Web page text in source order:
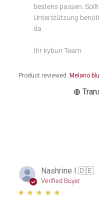
Product reviewed: Melano
Custom
Comment
2026
bestens passen.
Unterstützung
da.
Ihr kybun Team
Nashrine I. 🇩🇪
Verified Buyer